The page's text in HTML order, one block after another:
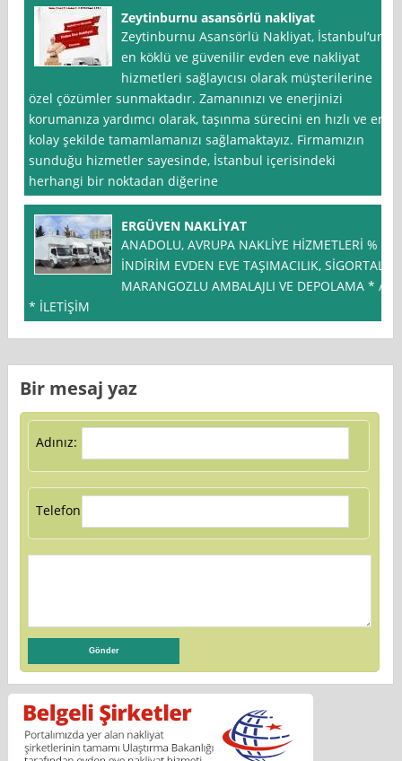
Zeytinburnu asansörlü nakliyat
Zeytinburnu Asansörlü Nakliyat, İstanbul‘un
en köklü ve güvenilir evden eve nakliyat
hizmetleri sağlayıcısı olarak müşterilerine
özel çözümler sunmaktadır. Zamanınızı ve enerjinizi
korumanıza yardımcı olarak, taşınma sürecini en hızlı ve en
kolay şekilde tamamlamanızı sağlamaktayız. Firmamızın
sunduğu hizmetler sayesinde, İstanbul içerisindeki
herhangi bir noktadan diğerine
ERGÜVEN NAKLİYAT
ANADOLU, AVRUPA NAKLİYE HİZMETLERİ % *
İNDİRİM EVDEN EVE TAŞIMACILIK, SİGORTALI
MARANGOZLU AMBALAJLI VE DEPOLAMA * /
* İLETİŞİM
Bir mesaj yaz
Adınız:
Telefon: